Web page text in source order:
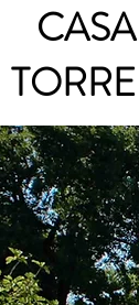
CASA
TORRE